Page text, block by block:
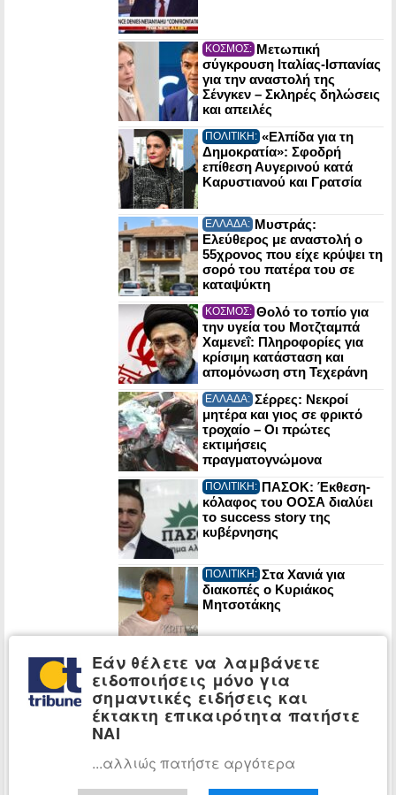
ΚΟΣΜΟΣ: Μετωπική
σύγκρουση Ιταλίας-Ισπανίας
για την αναστολή της
Σένγκεν – Σκληρές δηλώσεις
και απειλές
ΠΟΛΙΤΙΚΗ: «Ελπίδα για τη
Δημοκρατία»: Σφοδρή
επίθεση Αυγερινού κατά
Καρυστιανού και Γρατσία
ΕΛΛΑΔΑ: Μυστράς:
Ελεύθερος με αναστολή ο
55χρονος που είχε κρύψει τη
σορό του πατέρα του σε
καταψύκτη
ΚΟΣΜΟΣ: Θολό το τοπίο για
την υγεία του Μοτζταμπά
Χαμενεΐ: Πληροφορίες για
κρίσιμη κατάσταση και
απομόνωση στη Τεχεράνη
ΕΛΛΑΔΑ: Σέρρες: Νεκροί
μητέρα και γιος σε φρικτό
τροχαίο – Οι πρώτες
εκτιμήσεις
πραγματογνώμονα
ΠΟΛΙΤΙΚΗ: ΠΑΣΟΚ: Έκθεση-
κόλαφος του ΟΟΣΑ διαλύει
το success story της
κυβέρνησης
ΠΟΛΙΤΙΚΗ: Στα Χανιά για
διακοπές ο Κυριάκος
Μητσοτάκης
ΟΙΚΟΝΟΜΙΑ: Στο 3,4% ο
πληθωρισμός τον Ιούλιο: Σε
στέγαση, μεταφορές και
εστίαση οι μεγαλύτερες
αυξήσεις
τον χαμό της Λένας Σαμαρά:
Εάν θέλετε να λαμβάνετε
ειδοποιήσεις μόνο για
σημαντικές ειδήσεις και
έκτακτη επικαιρότητα πατήστε
ΝΑΙ
...αλλιώς πατήστε αργότερα